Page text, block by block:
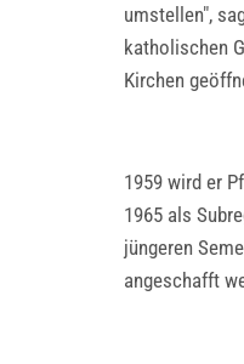
umstellen",
katholischen
Kirchen
1959 wird er
1965 als
jüngeren
angeschafft